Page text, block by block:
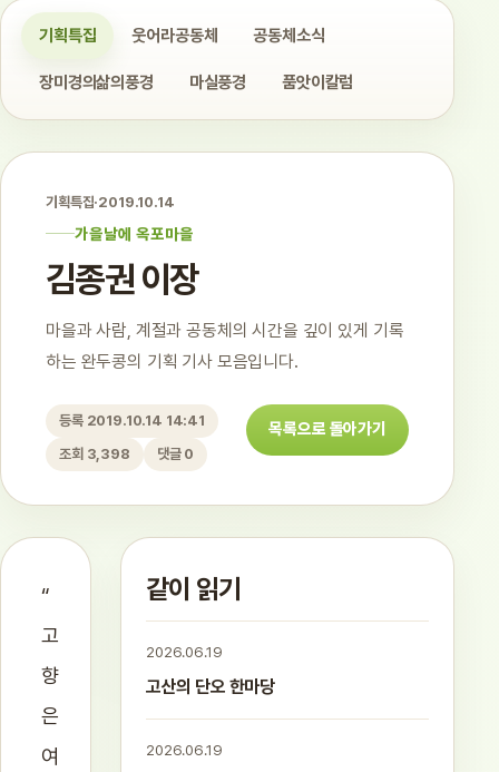
기획특집 웃어라공동체 공동체소식
장미경의삶의풍경 마실풍경 품앗이칼럼
기획특집·2019.10.14
가을날에 옥포마을
김종권 이장
마을과 사람, 계절과 공동체의 시간을 깊이 있게 기록
하는 완두콩의 기획 기사 모음입니다.
등록 2019.10.14 14:41
조회 3,398
댓글 0
목록으로 돌아가기
“
고
향
은
여
같이 읽기
2026.06.19
고산의 단오 한마당
2026.06.19